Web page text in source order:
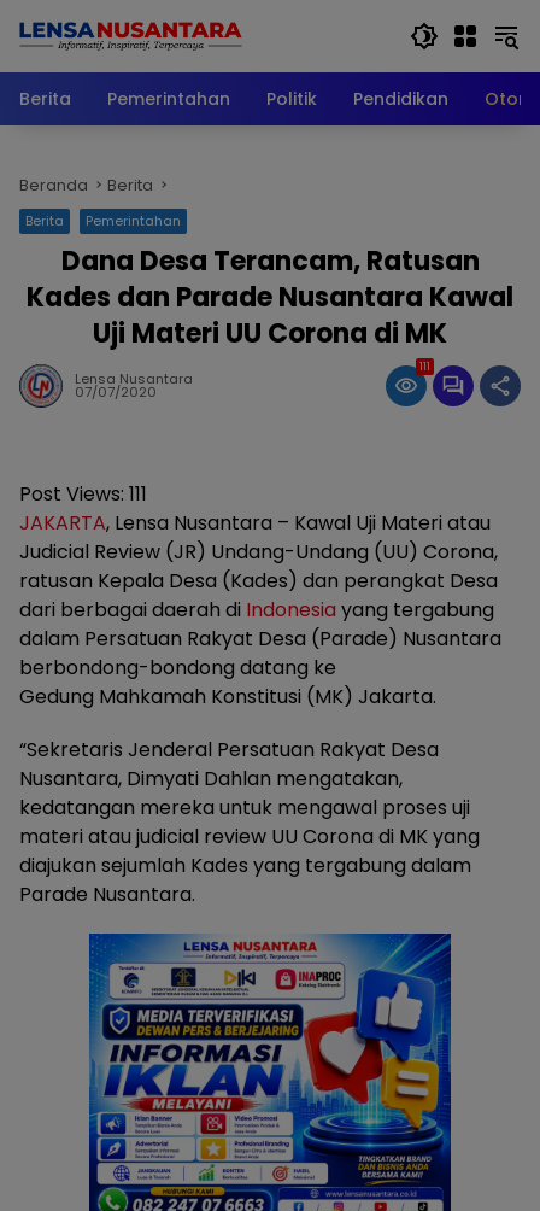
Berita
Pemerintahan Politik Pendidikan
Beranda Berita
Berita Pemerintahan
Dana Desa Terancam, Ratusan
Kades dan Parade Nusantara Kawal
Uji Materi UU Corona di MK
Lensa Nusantara
07/07/2020
111
Post Views: 111
JAKARTA, Lensa Nusantara – Kawal Uji Materi atau
Judicial Review (JR) Undang-Undang (UU) Corona,
ratusan Kepala Desa (Kades) dan perangkat Desa
dari berbagai daerah di Indonesia yang tergabung
dalam Persatuan Rakyat Desa (Parade) Nusantara
berbondong-bondong datang ke
Gedung Mahkamah Konstitusi (MK) Jakarta.
“Sekretaris Jenderal Persatuan Rakyat Desa
Nusantara, Dimyati Dahlan mengatakan,
kedatangan mereka untuk mengawal proses uji
materi atau judicial review UU Corona di MK yang
diajukan sejumlah Kades yang tergabung dalam
Parade Nusantara.